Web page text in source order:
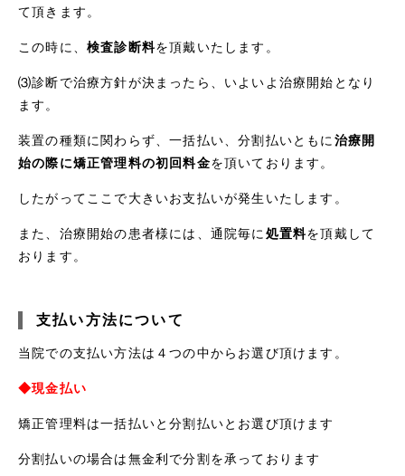
て頂きます。
この時に、 検査診断料を頂戴いたします。
⑶診断で治療方針が決まったら、いよいよ治療開始となり
ます。
装置の種類に関わらず、一括払い、分割払いともに 治療開
始の際に矯正管理料の初回料金を頂いております。
したがってここで大きいお支払いが発生いたします。
また、治療開始の患者様には、通院毎に 処置料を頂戴して
おります。
支払い方法について
当院での支払い方法は４つの中からお選び頂けます。
◆現金払い
矯正管理料は一括払いと分割払いとお選び頂けます
分割払いの場合は無金利で分割を承っております